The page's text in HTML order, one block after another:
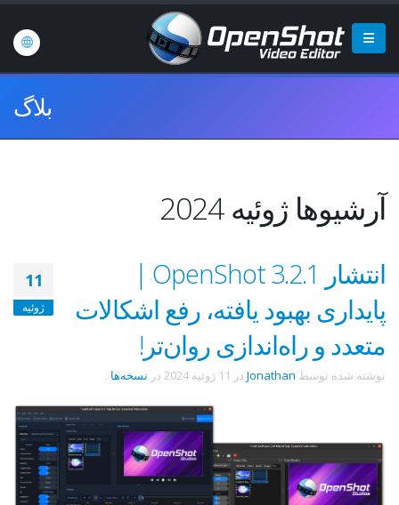
بلاگ
آرشیوها ژوئیه 2024
11
ژوئیه
انتشار OpenShot 3.2.1 |
پایداری بهبود یافته، رفع اشکالات
متعدد و راه‌اندازی روان‌تر!
نوشته شده توسط Jonathan در 11 ژوئیه 2024 در نسخه‌ها .